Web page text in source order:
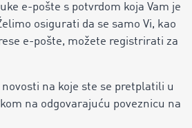
e-pošte s potvrdom koja Vam je
osigurati da se samo Vi, kao
e-pošte, možete registrirati za
novosti na koje ste se pretplatili u
na odgovarajuću poveznicu na